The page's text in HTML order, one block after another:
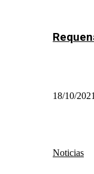
18/10/2021
Noticias